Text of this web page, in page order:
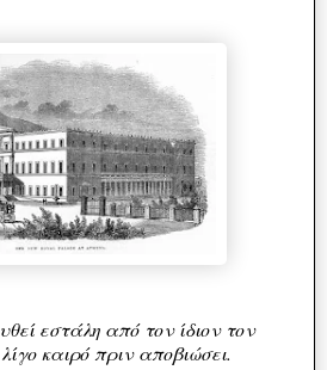
εστάλη από τον ίδιον τον
καιρό πριν αποβιώσει.